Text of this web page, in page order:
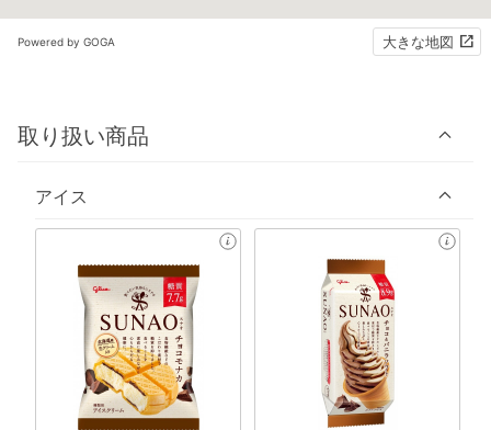
Powered by GOGA 大きな地図
取り扱い商品
アイス